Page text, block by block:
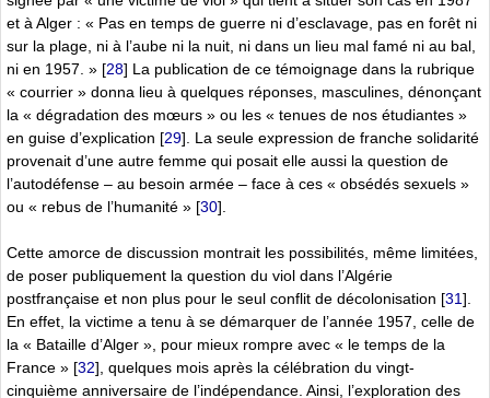
et à Alger : « Pas en temps de guerre ni d’esclavage, pas en forêt ni
sur la plage, ni à l’aube ni la nuit, ni dans un lieu mal famé ni au bal,
ni en 1957. » [28] La publication de ce témoignage dans la rubrique
« courrier » donna lieu à quelques réponses, masculines, dénonçant
la « dégradation des mœurs » ou les « tenues de nos étudiantes »
en guise d’explication [29] . La seule expression de franche solidarité
provenait d’une autre femme qui posait elle aussi la question de
l’autodéfense – au besoin armée – face à ces « obsédés sexuels »
ou « rebus de l’humanité » [30]
Cette amorce de discussion montrait les possibilités, même limitées,
de poser publiquement la question du viol dans l’Algérie
postfrançaise et non plus pour le seul conflit de décolonisation [31]
En effet, la victime a tenu à se démarquer de l’année 1957, celle de
la « Bataille d’Alger », pour mieux rompre avec « le temps de la
France » [32] , quelques mois après la célébration du vingt-
cinquième anniversaire de l’indépendance. Ainsi, l’exploration des